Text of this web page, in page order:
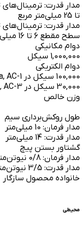
تا 25 میلی‌متر مربع
مدار قدرت:
سطح مقطع 6 تا 16 میلی‌متر مربع
دوام مکانیکی
1,000,000 سیکل
دوام الکتریکی
100,000 سیکل در AC-7a, AC-1
30,000 سیکل در AC-7b, AC-3
وزن خالص
طول روکش‌برداری سیم
مدار فرمان: 10 میلی‌متر
مدار قدرت: 14 میلی‌متر
گشتاور بستن پیچ
مدار فرمان: 0/8 نیوتن‌متر
مدار قدرت: 3/5 نیوتن‌متر
خانواده محصول سازگار
محیطی